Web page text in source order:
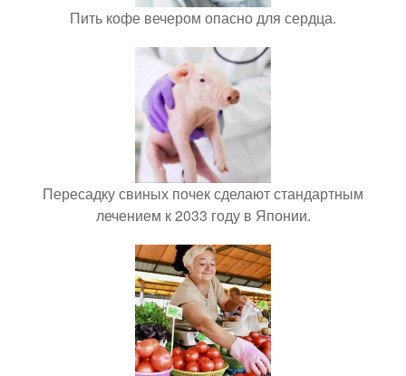
Пить кофе вечером опасно для сердца.
Пересадку свиных почек сделают стандартным
лечением к 2033 году в Японии.